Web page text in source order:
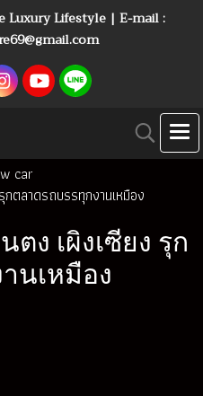
Lifestyle | E-mail :
car
ตลาดรถบรรทุกงานเหมือง
ง เผิงเซียง รุก
นเหมือง